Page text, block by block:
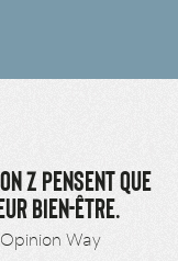
Z PENSENT QUE
BIEN-ÊTRE.
Way